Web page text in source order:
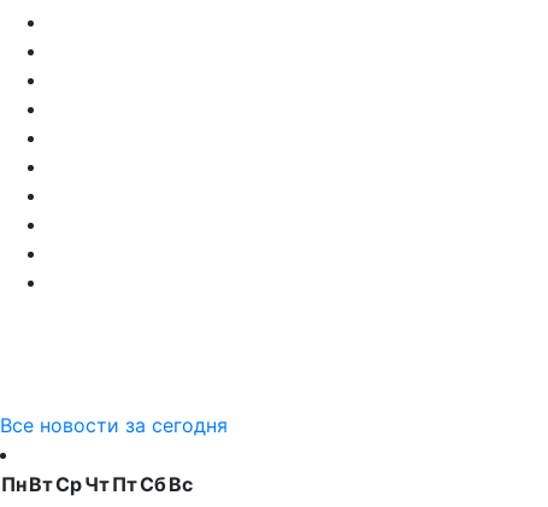
Все новости за сегодня
ПнВтСрЧтПтСбВс